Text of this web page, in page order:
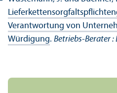
Verantwortung von
Würdigung. Betriebs-Berater :